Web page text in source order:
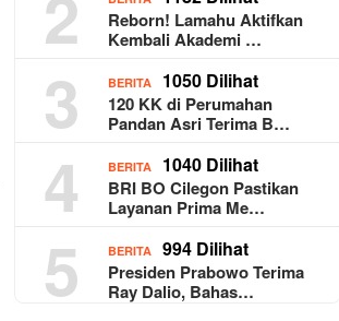
Reborn! Lamahu Aktifkan
Kembali Akademi …
3 BERITA 1050 Dilihat
120 KK di Perumahan
Pandan Asri Terima B…
4 BERITA 1040 Dilihat
BRI BO Cilegon Pastikan
Layanan Prima Me…
5 BERITA 994 Dilihat
Presiden Prabowo Terima
Ray Dalio, Bahas…